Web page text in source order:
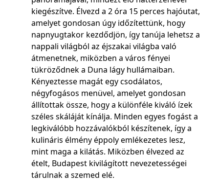
kiegészítve. Élvezd a 2 óra 15 perces hajóutat,
amelyet gondosan úgy időzítettünk, hogy
napnyugtakor kezdődjön, így tanúja lehetsz a
nappali világból az éjszakai világba való
átmenetnek, miközben a város fényei
tükröződnek a Duna lágy hullámaiban.
Kényeztesse magát egy csodálatos,
négyfogásos menüvel, amelyet gondosan
állítottak össze, hogy a különféle kiváló ízek
széles skáláját kínálja. Minden egyes fogást a
legkiválóbb hozzávalókból készítenek, így a
kulináris élmény éppoly emlékezetes lesz,
mint maga a kilátás. Miközben élvezed az
ételt, Budapest kivilágított nevezetességei
tárulnak a szemed elé.